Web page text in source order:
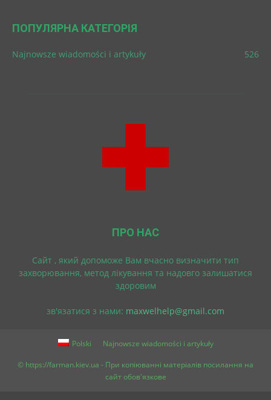
ПОПУЛЯРНА КАТЕГОРІЯ
Najnowsze wiadomości i artykuły 526
ПРО НАС
Cайт , який допоможе Вам вчасно визначити тип
захворювання, метод лікування та надовго залишатися
здоровим
зв'язатися з нами: maxwelhelp@gmail.com
Polski Najnowsze wiadomości i artykuły
© https://farman.kiev.ua - При копіюванні матеріалів посилання на
сайт обов'язкове